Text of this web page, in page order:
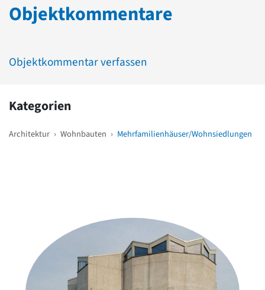
Objektkommentare
Objektkommentar verfassen
Kategorien
Architektur › Wohnbauten › Mehrfamilienhäuser/Wohnsiedlungen